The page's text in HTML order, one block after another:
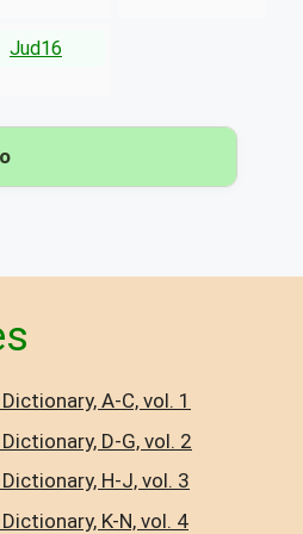
Jud16
A-C, vol. 1
D-G, vol. 2
H-J, vol. 3
K-N, vol. 4